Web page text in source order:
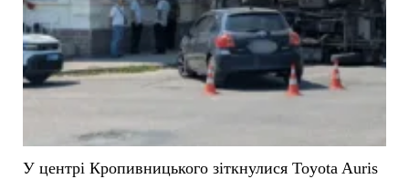
У центрі Кропивницького зіткнулися Toyota Auris